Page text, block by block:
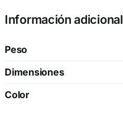
Información adicional
Peso
Dimensiones
Color